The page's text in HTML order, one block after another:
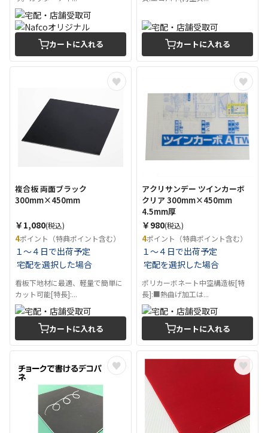
カートに入れる カートに入れる
複合板 両面ブラック
300mm×450mm
￥1,080(税込)
4ポイント（特典ポイント含む）
１～４日で出荷予定
宅配を選択した場合
看板下地材に最適、軽量で簡単に
カット可能[特長]:...
カートに入れる
アクリサンデー ツインカーボ
クリア 300mm×450mm
4.5mm厚
￥980(税込)
4ポイント（特典ポイント含む）
１～４日で出荷予定
宅配を選択した場合
ポリカーボネート中空構造板[特
長]:■熱曲げ加工は...
カートに入れる